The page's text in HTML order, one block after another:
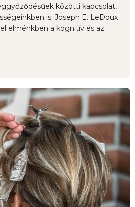
közötti kapcsolat,
is. Joseph E. LeDoux
elménkben a kognitív és az